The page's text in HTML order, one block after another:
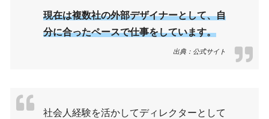
現在は複数社の外部デザイナーとして、自
分に合ったペースで仕事をしています。
出典：公式サイト
社会人経験を活かしてディレクターとして